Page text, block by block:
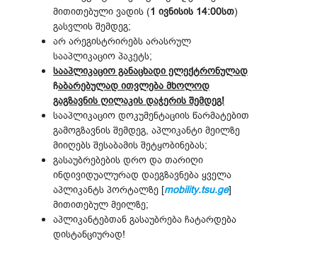
მითითებული ვადის (1 ივნისის 14:00სთ)
გასვლის შემდეგ;
არ არეგისტრირებს არასრულ
სააპლიკაციო პაკეტს;
სააპლიკაციო განაცხადი ელექტრონულად
ჩაბარებულად ითვლება მხოლოდ
გაგზავნის ღილაკის დაჭერის შემდეგ!
სააპლიკაციო დოკუმენტაციის წარმატებით
გამოგზავნის შემდეგ, აპლიკანტი მეილზე
მიიღებს შესაბამის შეტყობინებას;
გასაუბრებების დრო და თარიღი
ინდივიდუალურად დაეგზავნება ყველა
აპლიკანტს პორტალზე [mobility.tsu.ge]
მითითებულ მეილზე;
აპლიკანტებთან გასაუბრება ჩატარდება
დისტანციურად!